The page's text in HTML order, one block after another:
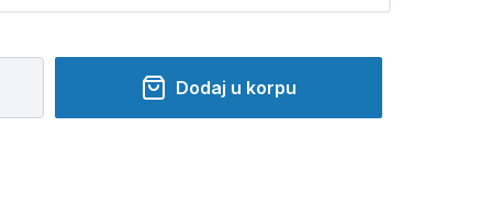
Dodaj u korpu